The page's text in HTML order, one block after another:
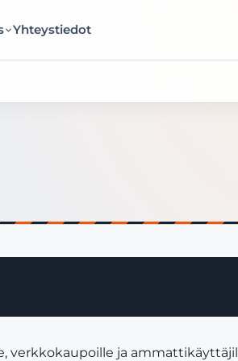
Yhteystiedot
verkkokaupoille ja